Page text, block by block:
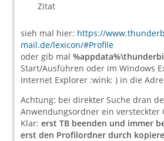
Zitat
sieh mal hier: https://
mail.de/lexicon/#Profile
oder gib mal
Start/Ausführen oder im Windows
Internet Explorer :wink: ) in die
Achtung: bei direkter Suche dran
Anwendungsordner ein versteckter
Klar: erst TB beenden und immer
erst den Profilordner durch